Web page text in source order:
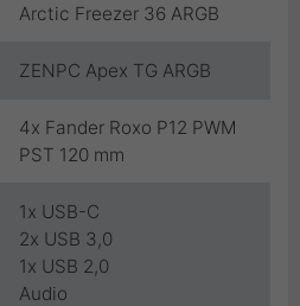
Arctic Freezer 36 ARGB
ZENPC Apex TG ARGB
4x Fander Roxo P12 PWM
PST 120 mm
1x USB-C
2x USB 3,0
1x USB 2,0
Audio